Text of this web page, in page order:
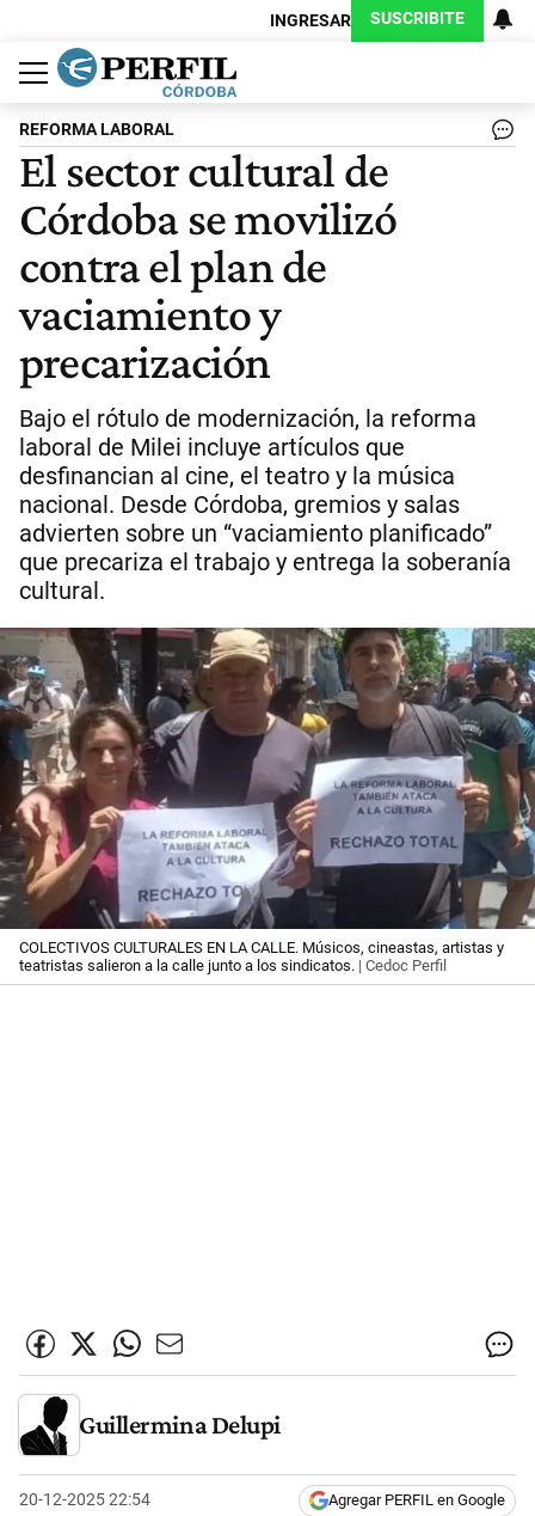
INGRESAR SUSCRIBITE
Política
Economía
Judiciales
Sociedad
Cultura
Espectáculos
Deportes
Protagonistas
REFORMA LABORAL
El sector cultural de
Córdoba se movilizó
contra el plan de
vaciamiento y
precarización
Bajo el rótulo de modernización, la reforma
laboral de Milei incluye artículos que
desfinancian al cine, el teatro y la música
nacional. Desde Córdoba, gremios y salas
advierten sobre un “vaciamiento planificado”
que precariza el trabajo y entrega la soberanía
cultural.
COLECTIVOS CULTURALES EN LA CALLE. Músicos, cineastas, artistas y
teatristas salieron a la calle junto a los sindicatos. | Cedoc Perfil
Guillermina Delupi
20-12-2025 22:54 Agregar PERFIL en Google